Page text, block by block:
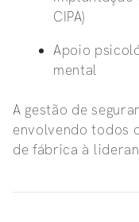
CIPA)
Apoio
mental
A gestão de
envolvendo todos
de fábrica à